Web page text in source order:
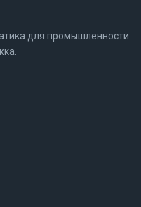
для промышленности